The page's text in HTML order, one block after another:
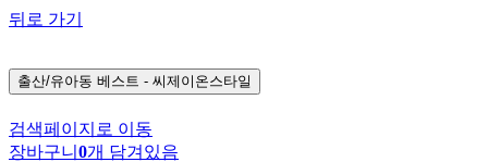
뒤로 가기
출산/유아동 베스트 - 씨제이온스타일
검색페이지로 이동
장바구니 0개 담겨있음